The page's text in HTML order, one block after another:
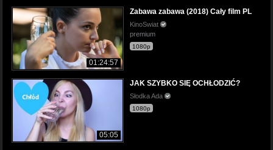
01:24:57
Zabawa zabawa (2018) Cały film PL
KinoSwiat
premium
1080p
05:05
JAK SZYBKO SIĘ OCHŁODZIĆ?
Słodka Ada
1080p